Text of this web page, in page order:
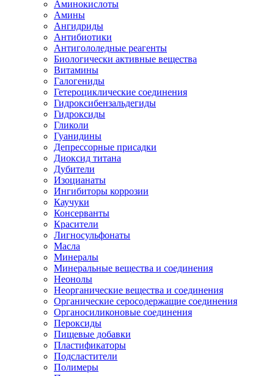
Аминокислоты
Амины
Ангидриды
Антибиотики
Антигололедные реагенты
Биологически активные вещества
Витамины
Галогениды
Гетероциклические соединения
Гидроксибензальдегиды
Гидроксиды
Гликоли
Гуанидины
Депрессорные присадки
Диоксид титана
Дубители
Изоцианаты
Ингибиторы коррозии
Каучуки
Консерванты
Красители
Лигносульфонаты
Масла
Минералы
Минеральные вещества и соединения
Неонолы
Неорганические вещества и соединения
Органические серосодержащие соединения
Органосиликоновые соединения
Пероксиды
Пищевые добавки
Пластификаторы
Подсластители
Полимеры